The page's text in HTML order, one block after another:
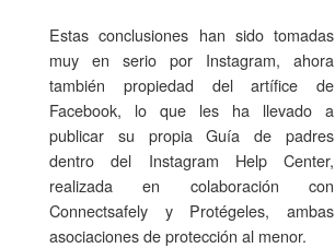
Estas conclusiones han sido tomadas
muy en serio por Instagram, ahora
también propiedad del artífice de
Facebook, lo que les ha llevado a
publicar su propia Guía de padres
dentro del Instagram Help Center,
realizada en colaboración con
Connectsafely y Protégeles, ambas
asociaciones de protección al menor.